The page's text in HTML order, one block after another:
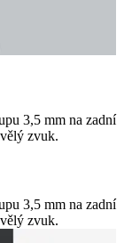
3,5 mm na zadní
zvuk.
3,5 mm na zadní
zvuk.